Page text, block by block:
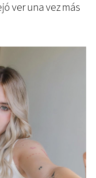
ver una vez más